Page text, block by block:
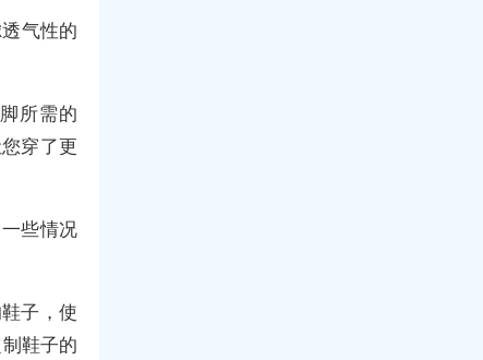
气性的
所需的
穿了更
些情况
子，使
鞋子的